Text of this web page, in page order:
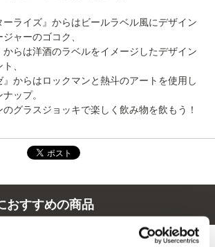
ーライズ』からはビールラベル風にデザイン
ャーのゴコク、
からは洋酒のラベルをイメージしたデザイン
、
』からはロックマンと熱斗のアートを使用し
ップ。
グラスジョッキで楽しく飲み物を飲もう！
おすすめの商品